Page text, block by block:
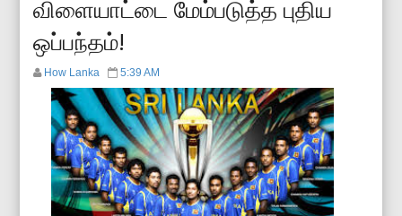
விளையாட்டை மேம்படுத்த புதிய
ஒப்பந்தம்!
How Lanka 5:39 AM